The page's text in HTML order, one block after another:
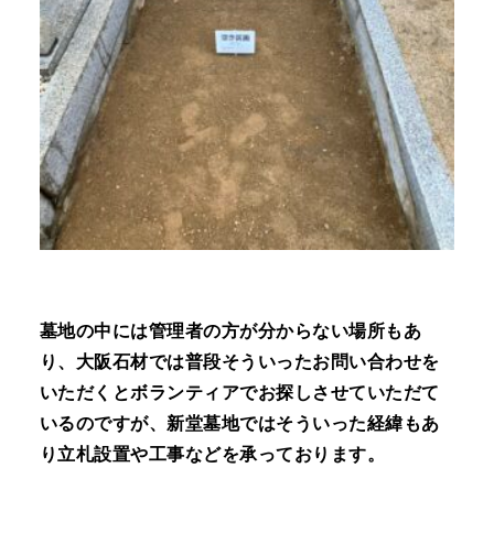
墓地の中には管理者の方が分からない場所もあ
り、大阪石材では普段そういったお問い合わせを
いただくとボランティアでお探しさせていただて
いるのですが、新堂墓地ではそういった経緯もあ
り立札設置や工事などを承っております。